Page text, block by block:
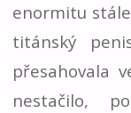
enormitu
titánský
přesahovala
nestačilo,